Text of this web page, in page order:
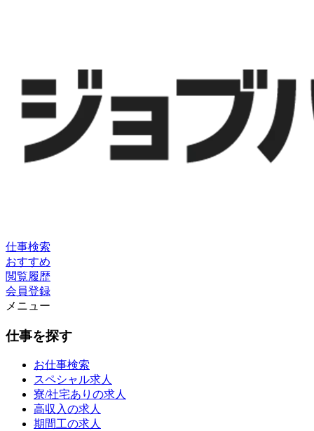
仕事検索
おすすめ
閲覧履歴
会員登録
メニュー
仕事を探す
お仕事検索
スペシャル求人
寮/社宅ありの求人
高収入の求人
期間工の求人